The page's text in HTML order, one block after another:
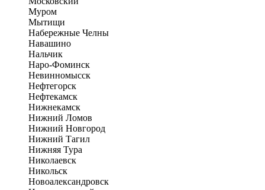
Муром
Мытищи
Набережные Челны
Навашино
Нальчик
Наро-Фоминск
Невинномысск
Нефтегорск
Нефтекамск
Нижнекамск
Нижний Ломов
Нижний Новгород
Нижний Тагил
Нижняя Тура
Николаевск
Никольск
Новоалександровск